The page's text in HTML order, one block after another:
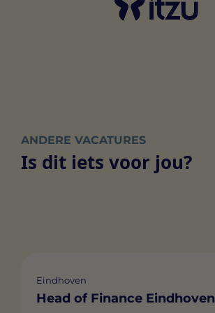
ANDERE VACATURES
Is dit iets voor jou?
Eindhoven
Head of Finance Eindhoven